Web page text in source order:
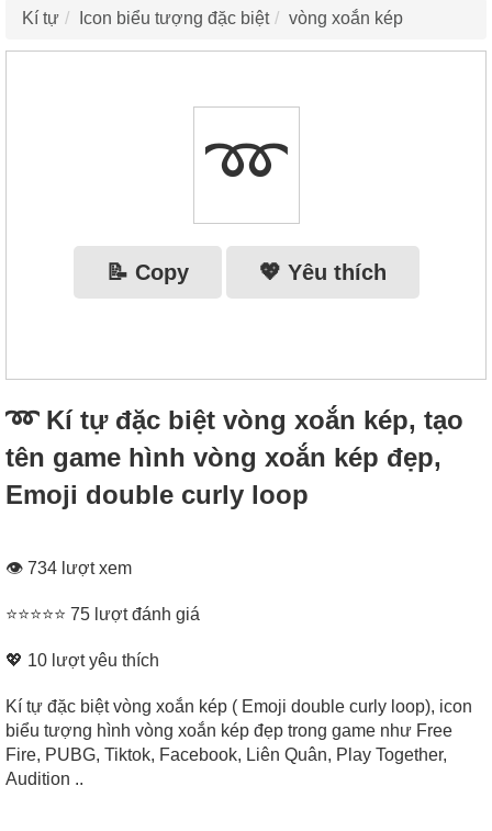
Kí tự Icon biểu tượng đặc biệt vòng xoắn kép
➿
📝 Copy 💖 Yêu thích
➿ Kí tự đặc biệt vòng xoắn kép, tạo
tên game hình vòng xoắn kép đẹp,
Emoji double curly loop
👁 734 lượt xem
⭐⭐⭐⭐⭐ 75 lượt đánh giá
💖 10 lượt yêu thích
Kí tự đặc biệt vòng xoắn kép ( Emoji double curly loop), icon
biểu tượng hình vòng xoắn kép đẹp trong game như Free
Fire, PUBG, Tiktok, Facebook, Liên Quân, Play Together,
Audition ..